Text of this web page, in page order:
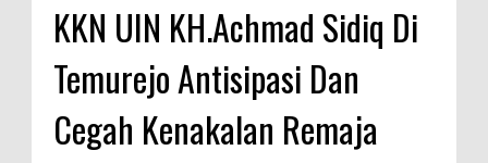
KKN UIN KH.Achmad Sidiq Di
Temurejo Antisipasi Dan
Cegah Kenakalan Remaja